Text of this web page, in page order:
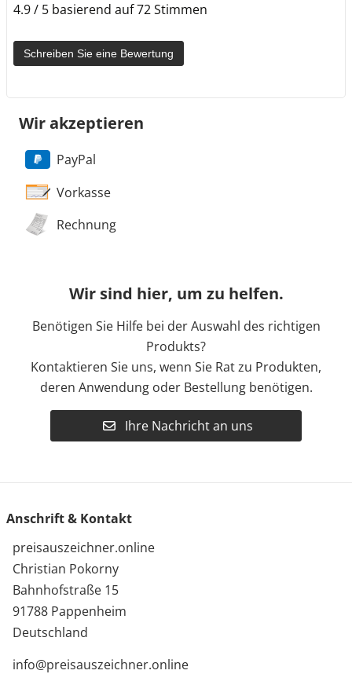
4.9 / 5 basierend auf 72 Stimmen
Schreiben Sie eine Bewertung
Wir akzeptieren
PayPal
Vorkasse
Rechnung
Wir sind hier, um zu helfen.
Benötigen Sie Hilfe bei der Auswahl des richtigen
Produkts?
Kontaktieren Sie uns, wenn Sie Rat zu Produkten,
deren Anwendung oder Bestellung benötigen.
Ihre Nachricht an uns
Anschrift & Kontakt
preisauszeichner.online
Christian Pokorny
Bahnhofstraße 15
91788 Pappenheim
Deutschland
info@preisauszeichner.online